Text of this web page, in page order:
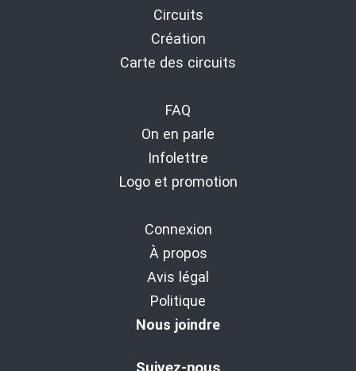
Circuits
Création
Carte des circuits
FAQ
On en parle
Infolettre
Logo et promotion
Connexion
À propos
Avis légal
Politique
Nous joindre
Suivez-nous